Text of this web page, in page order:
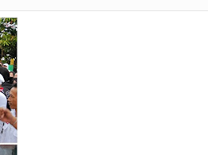
Edukasi Cegah Karhutla
Lahan
Operasional
Desa Beruge Darat
Perataan Jalan dari Dana Desa.